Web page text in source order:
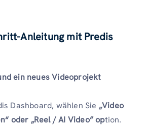
Anleitung mit Predis
ein neues Videoprojekt
Dashboard, wählen Sie „Video
oder „Reel / AI Video” option.